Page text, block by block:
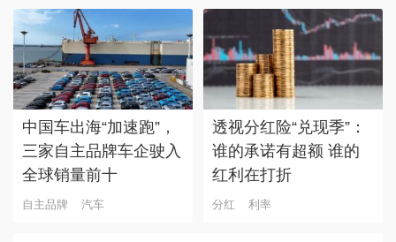
中国车出海“加速跑”，
三家自主品牌车企驶入
全球销量前十
自主品牌 汽车
透视分红险“兑现季”：
谁的承诺有超额 谁的
红利在打折
分红 利率